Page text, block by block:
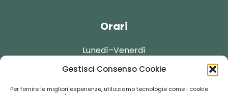
Gestisci Consenso Cookie
Per fornire le migliori esperienze, utilizziamo tecnologie come i cookie
Orari
Lunedì–Venerdì
09:30-13:30